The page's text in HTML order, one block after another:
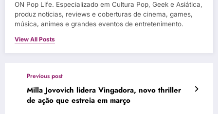
ON Pop Life. Especializado em Cultura Pop, Geek e Asiática,
produz notícias, reviews e coberturas de cinema, games,
música, animes e grandes eventos de entretenimento.
View All Posts
Previous post
Milla Jovovich lidera Vingadora, novo thriller
de ação que estreia em março